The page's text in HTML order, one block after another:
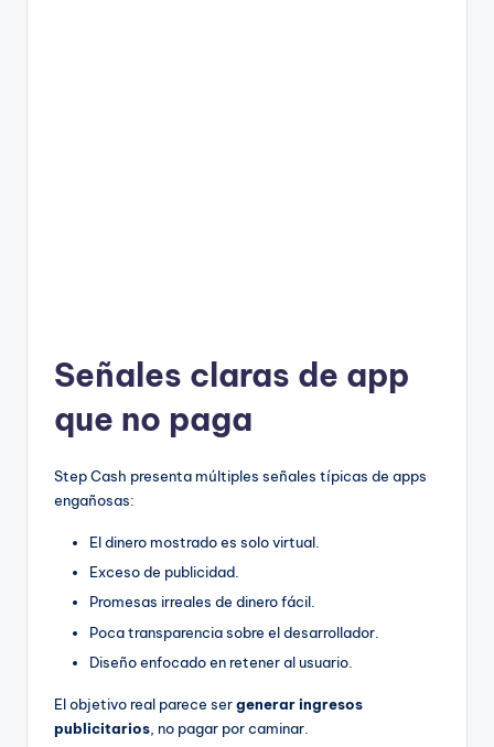
Señales claras de app
que no paga
Step Cash presenta múltiples señales típicas de apps
engañosas:
El dinero mostrado es solo virtual.
Exceso de publicidad.
Promesas irreales de dinero fácil.
Poca transparencia sobre el desarrollador.
Diseño enfocado en retener al usuario.
El objetivo real parece sergenerar ingresos
publicitarios , no pagar por caminar.